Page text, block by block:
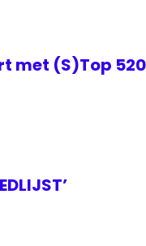
met (S)Top 520